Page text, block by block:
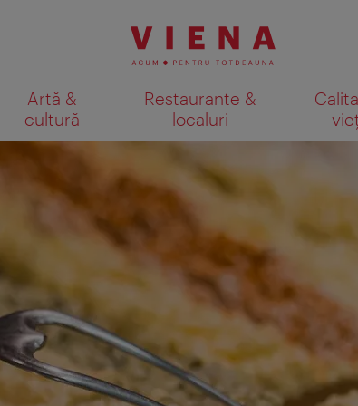
Artă &
cultură
Restaurante &
localuri
Afişare rezultate